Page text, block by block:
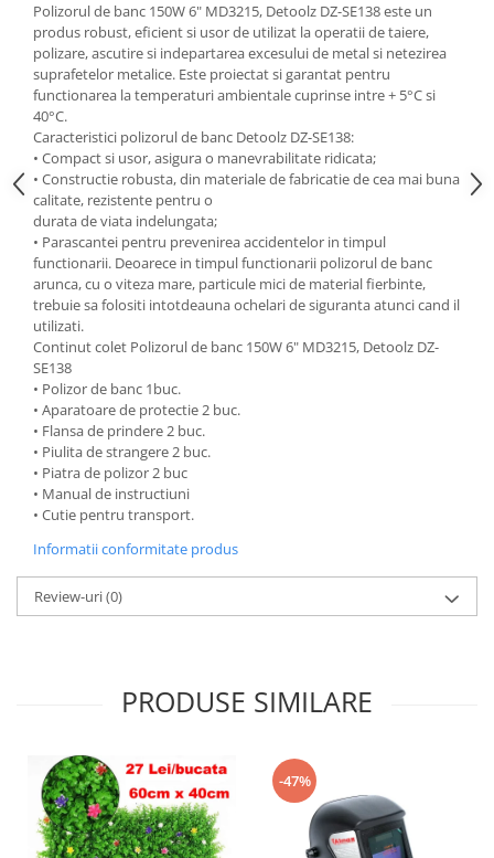
Polizorul de banc 150W 6" MD3215, Detoolz DZ-SE138 este un
produs robust, eficient si usor de utilizat la operatii de taiere,
polizare, ascutire si indepartarea excesului de metal si netezirea
suprafetelor metalice. Este proiectat si garantat pentru
functionarea la temperaturi ambientale cuprinse intre + 5°C si
40°C.
Caracteristici polizorul de banc Detoolz DZ-SE138:
• Compact si usor, asigura o manevrabilitate ridicata;
• Constructie robusta, din materiale de fabricatie de cea mai buna
calitate, rezistente pentru o
durata de viata indelungata;
• Parascantei pentru prevenirea accidentelor in timpul
functionarii. Deoarece in timpul functionarii polizorul de banc
arunca, cu o viteza mare, particule mici de material fierbinte,
trebuie sa folositi intotdeauna ochelari de siguranta atunci cand il
utilizati.
Continut colet Polizorul de banc 150W 6" MD3215, Detoolz DZ-
SE138
• Polizor de banc 1buc.
• Aparatoare de protectie 2 buc.
• Flansa de prindere 2 buc.
• Piulita de strangere 2 buc.
• Piatra de polizor 2 buc
• Manual de instructiuni
• Cutie pentru transport.
Informatii conformitate produs
Review-uri(0)
PRODUSE SIMILARE
-47%